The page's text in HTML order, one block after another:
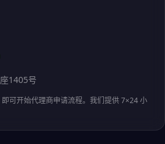
1405号
可开始代理商申请流程。我们提供 7×24 小